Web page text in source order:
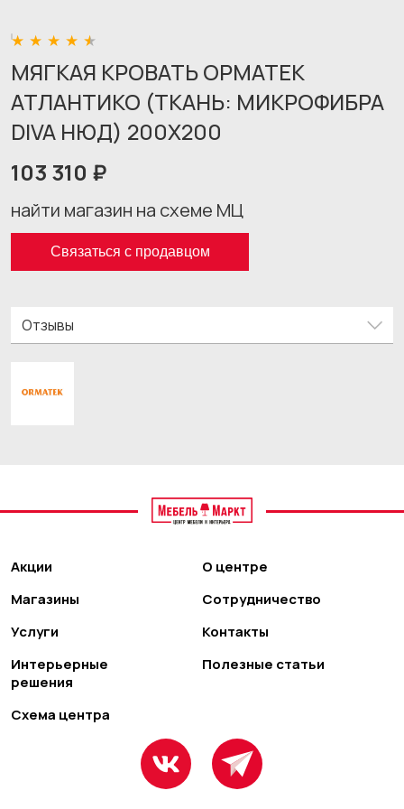
МЯГКАЯ КРОВАТЬ ОРМАТЕК
АТЛАНТИКО (ТКАНЬ: МИКРОФИБРА
DIVA НЮД) 200X200
103 310 ₽
найти магазин на схеме МЦ
Связаться с продавцом
Отзывы
Акции
Магазины
Услуги
Интерьерные
решения
Схема центра
О центре
Сотрудничество
Контакты
Полезные статьи